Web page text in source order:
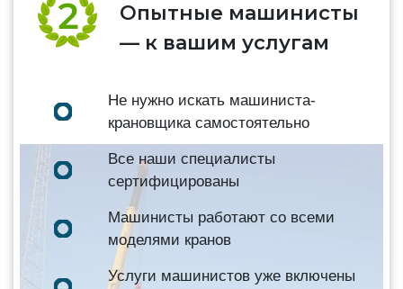
Опытные машинисты
— к вашим услугам
Не нужно искать машиниста-
крановщика самостоятельно
Все наши специалисты
сертифицированы
Машинисты работают со всеми
моделями кранов
Услуги машинистов уже включены